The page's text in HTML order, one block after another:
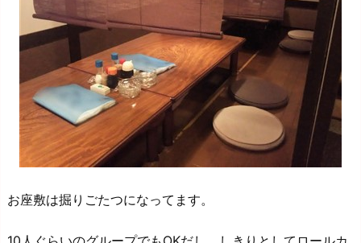
お座敷は掘りごたつになってます。